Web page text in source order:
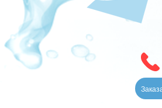
НОВОСТИ
ЯХТ-КЛУБ
ОТЗЫВЫ